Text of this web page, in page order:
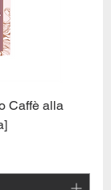
Caffè alla